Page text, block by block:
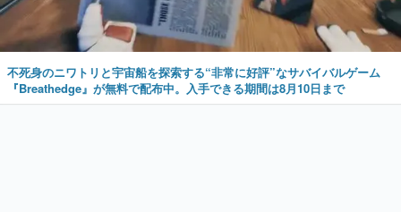
不死身のニワトリと宇宙船を探索する“非常に好評”なサバイバルゲーム
『Breathedge』が無料で配布中。入手できる期間は8月10日まで